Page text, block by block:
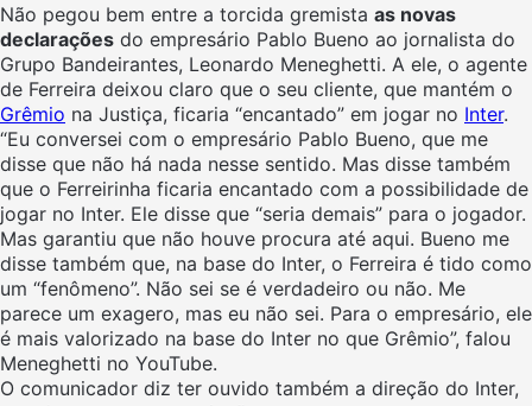
Não pegou bem entre a torcida gremista as novas
declarações do empresário Pablo Bueno ao jornalista do
Grupo Bandeirantes, Leonardo Meneghetti. A ele, o agente
de Ferreira deixou claro que o seu cliente, que mantém o
Grêmio na Justiça, ficaria “encantado” em jogar no Inter.
“Eu conversei com o empresário Pablo Bueno, que me
disse que não há nada nesse sentido. Mas disse também
que o Ferreirinha ficaria encantado com a possibilidade de
jogar no Inter. Ele disse que “seria demais” para o jogador.
Mas garantiu que não houve procura até aqui. Bueno me
disse também que, na base do Inter, o Ferreira é tido como
um “fenômeno”. Não sei se é verdadeiro ou não. Me
parece um exagero, mas eu não sei. Para o empresário, ele
é mais valorizado na base do Inter no que Grêmio”, falou
Meneghetti no YouTube.
O comunicador diz ter ouvido também a direção do Inter,